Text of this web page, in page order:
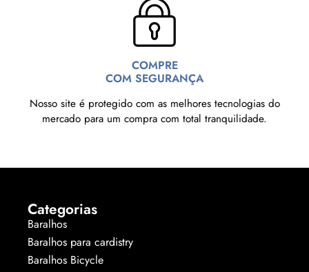
COMPRE
COM SEGURANÇA
Nosso site é protegido com as melhores tecnologias do
mercado para um compra com total tranquilidade.
Categorias
Baralhos
Baralhos para cardistry
Baralhos Bicycle